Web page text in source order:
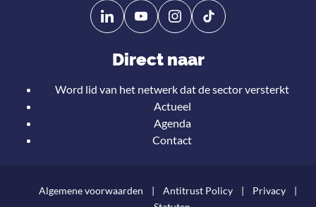
Volg
ons
Linkedin
Volg
ons
YouTube
Direct naar
Word lid van het netwerk dat de sector versterkt
Actueel
Agenda
Contact
Algemene voorwaarden Antitrust Policy
Privacy